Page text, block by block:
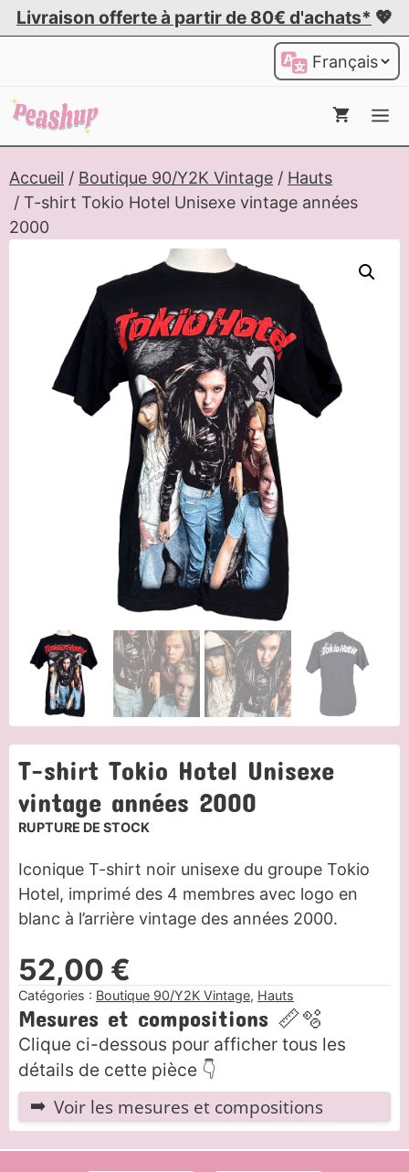
Aller
au
Livraison offerte à partir de 80€ d'achats* 💖
Choisir
une
langue
Accueil / Boutique 90/Y2K Vintage / Hauts
/ T-shirt Tokio Hotel Unisexe vintage années
2000
T-shirt Tokio Hotel Unisexe
vintage années 2000
52,00 €
Iconique T-shirt noir unisexe du groupe Tokio
Hotel, imprimé des 4 membres avec logo en
blanc à l’arrière vintage des années 2000.
Mesures et compositions 📏🫧
Clique ci-dessous pour afficher tous les
détails de cette pièce 👇
Voir les mesures et compositions
RUPTURE DE STOCK
Catégories : Boutique 90/Y2K Vintage, Hauts